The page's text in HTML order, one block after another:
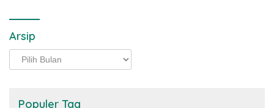
Arsip
Arsip
Populer Tag